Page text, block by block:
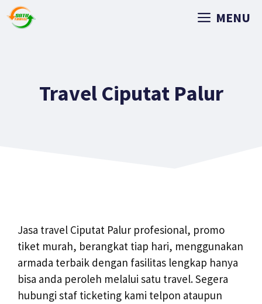
MENU
Travel Ciputat Palur
Jasa travel Ciputat Palur profesional, promo
tiket murah, berangkat tiap hari, menggunakan
armada terbaik dengan fasilitas lengkap hanya
bisa anda peroleh melalui satu travel. Segera
hubungi staf ticketing kami telpon ataupun